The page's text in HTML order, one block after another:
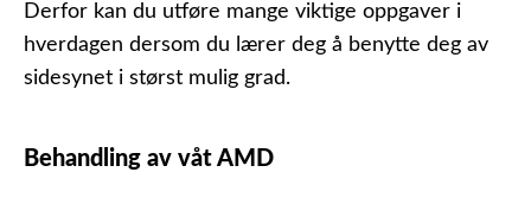
Derfor kan du utføre mange viktige oppgaver i
hverdagen dersom du lærer deg å benytte deg av
sidesynet i størst mulig grad.
Behandling av våt AMD